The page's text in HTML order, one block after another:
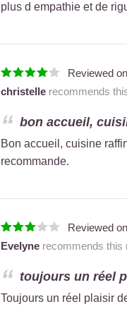
plus d empathie et de
Reviewed
christellerecommends
bon accueil,
Bon accueil, cuisine
recommande.
Reviewed
Evelynerecommends this
toujours un réel
Toujours un réel plaisir